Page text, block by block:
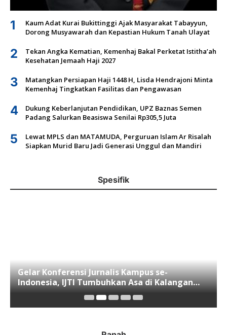
1
Kaum Adat Kurai Bukittinggi Ajak Masyarakat Tabayyun,
Dorong Musyawarah dan Kepastian Hukum Tanah Ulayat
2
Tekan Angka Kematian, Kemenhaj Bakal Perketat Istitha’ah
Kesehatan Jemaah Haji 2027
3
Matangkan Persiapan Haji 1448 H, Lisda Hendrajoni Minta
Kemenhaj Tingkatkan Fasilitas dan Pengawasan
4
Dukung Keberlanjutan Pendidikan, UPZ Baznas Semen
Padang Salurkan Beasiswa Senilai Rp305,5 Juta
5
Lewat MPLS dan MATAMUDA, Perguruan Islam Ar Risalah
Siapkan Murid Baru Jadi Generasi Unggul dan Mandiri
Spesifik
Gelar Konferensi Jurnalis Kampus se-
Indonesia, IJTI Tumbuhkan Asa di Kalangan
Jurnalis Muda di Era Disruspi Digital